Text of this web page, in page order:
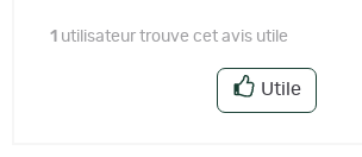
1 utilisateur trouve cet avis utile
Utile